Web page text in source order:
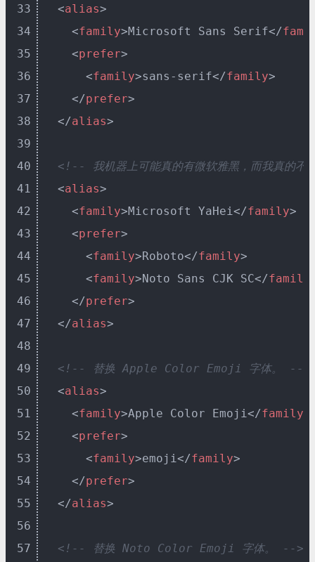
33
34
35
36
37
38
39
40
41
42
43
44
45
46
47
48
49
50
51
52
53
54
55
56
57
<alias>
<family>Microsoft Sans Serif</
<prefer>
<family>sans-serif</family>
</prefer>
</alias>
<!-- 我机器上可能真的有微软雅黑，而我真的不
<alias>
<family>Microsoft YaHei</family>
<prefer>
<family>Roboto</family>
<family>Noto Sans CJK SC</family
</prefer>
</alias>
<!-- 替换 Apple Color Emoji 字体。 -->
<alias>
<family>Apple Color Emoji</family
<prefer>
<family>emoji</family>
</prefer>
</alias>
<!-- 替换 Noto Color Emoji 字体。 -->